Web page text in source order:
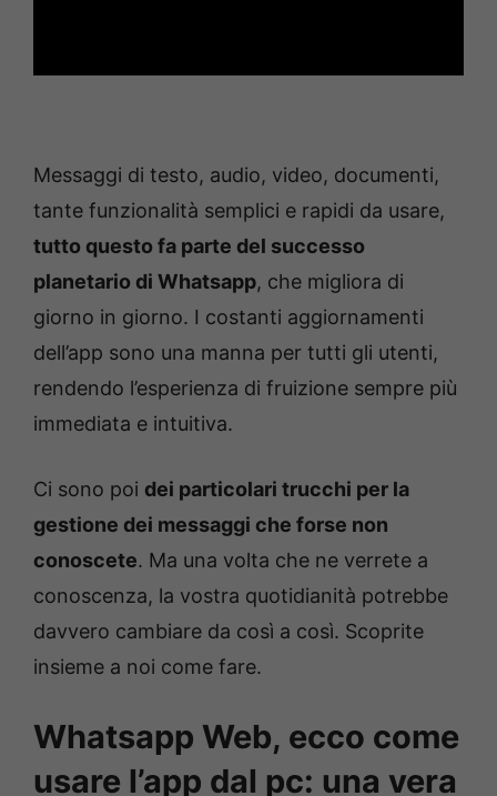
Messaggi di testo, audio, video, documenti,
tante funzionalità semplici e rapidi da usare,
tutto questo fa parte del successo
planetario di Whatsapp, che migliora di
giorno in giorno. I costanti aggiornamenti
dell’app sono una manna per tutti gli utenti,
rendendo l’esperienza di fruizione sempre più
immediata e intuitiva.
Ci sono poi dei particolari trucchi per la
gestione dei messaggi che forse non
conoscete. Ma una volta che ne verrete a
conoscenza, la vostra quotidianità potrebbe
davvero cambiare da così a così. Scoprite
insieme a noi come fare.
Whatsapp Web, ecco come
usare l’app dal pc: una vera